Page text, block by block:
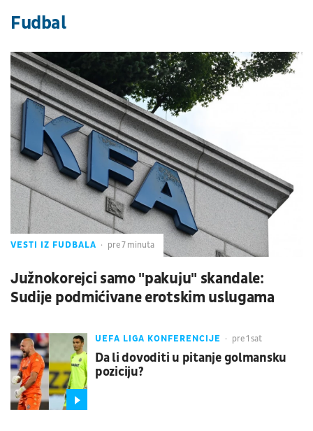
Fudbal
VESTI IZ FUDBALA pre 7 minuta
Južnokorejci samo "pakuju" skandale:
Sudije podmićivane erotskim uslugama
UEFA LIGA KONFERENCIJE pre 1 sat
Da li dovoditi u pitanje golmansku
poziciju?